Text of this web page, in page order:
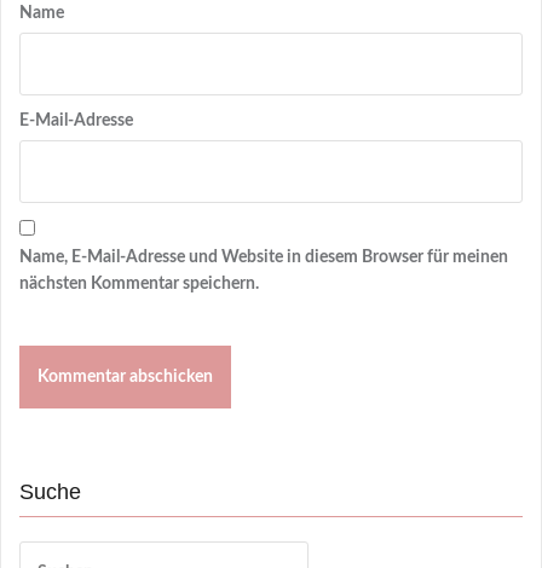
Name
E-Mail-Adresse
Name, E-Mail-Adresse und Website in diesem Browser für meinen
nächsten Kommentar speichern.
Suche